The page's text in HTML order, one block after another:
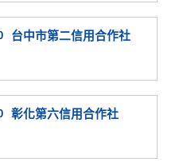
台中市第二信用合作社
彰化第六信用合作社